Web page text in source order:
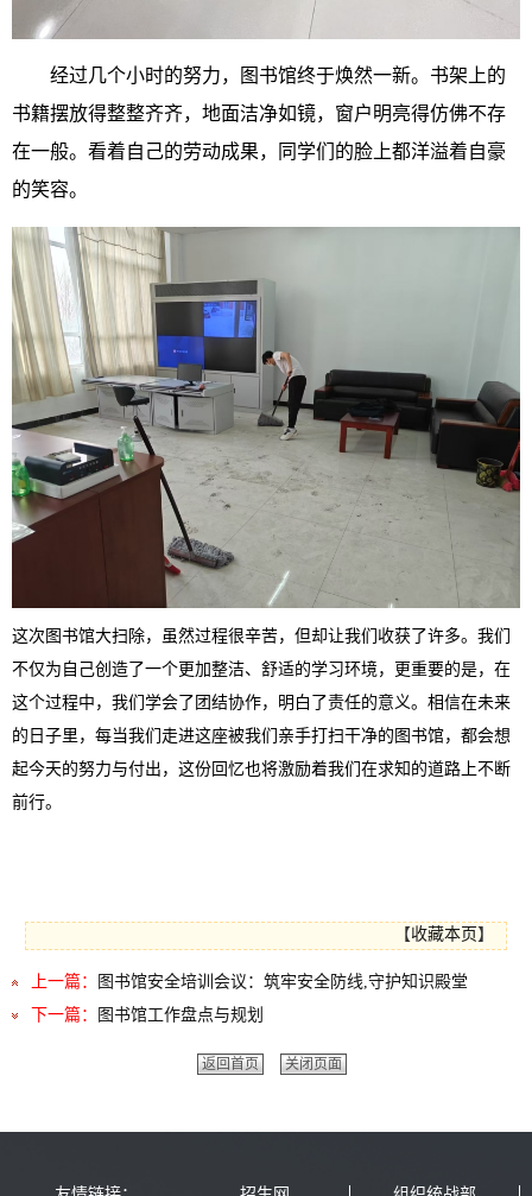
经过几个小时的努力，图书馆终于焕然一新。书架上的
书籍摆放得整整齐齐，地面洁净如镜，窗户明亮得仿佛不存
在一般。看着自己的劳动成果，同学们的脸上都洋溢着自豪
的笑容。
这次图书馆大扫除，虽然过程很辛苦，但却让我们收获了许多。我们
不仅为自己创造了一个更加整洁、舒适的学习环境，更重要的是，在
这个过程中，我们学会了团结协作，明白了责任的意义。相信在未来
的日子里，每当我们走进这座被我们亲手打扫干净的图书馆，都会想
起今天的努力与付出，这份回忆也将激励着我们在求知的道路上不断
前行。
【收藏本页 】
上一篇：
图书馆安全培训会议：筑牢安全防线,守护知识殿堂
下一篇：
图书馆工作盘点与规划
返回首页 关闭页面